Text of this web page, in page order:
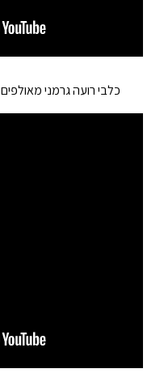
כלבי רועה גרמני